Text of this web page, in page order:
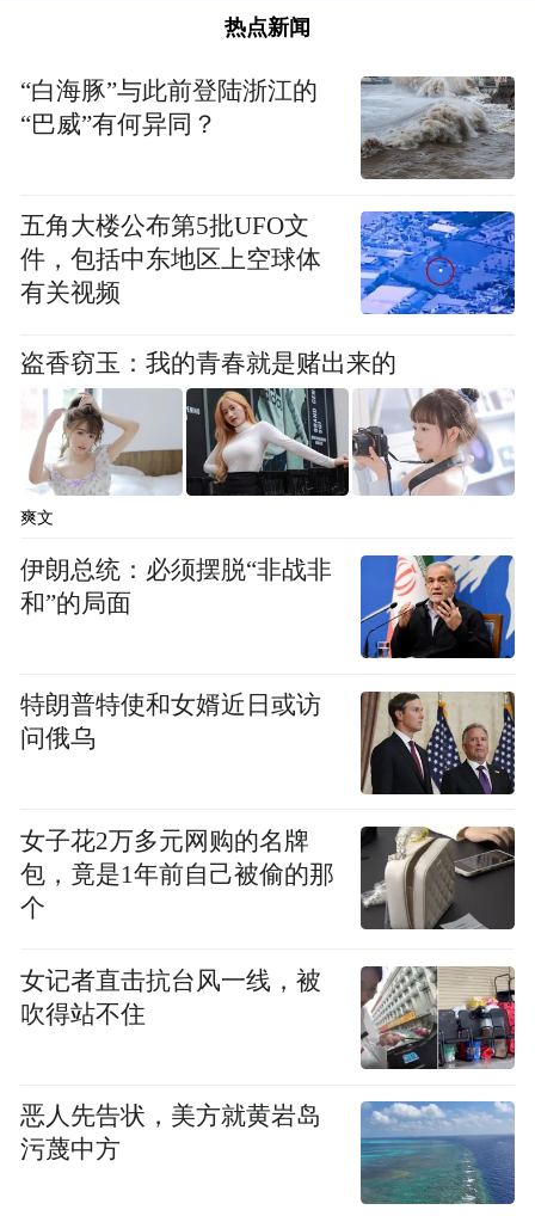
暖而又犀利的佛教传播专业平台，也是唯一
内百余家寺院义务培养通讯员队伍的主流媒
体。他们顺应时代发展和新媒体传播特点，
不辞辛苦、不遗余力、持续十年引领国内佛
教界走向智慧传播，功莫大焉。恰逢凤凰佛
教交流营十周年，我也从我的视角，通过亲
身经历，来回溯交流营的时代印记和个人成
2019年11月19-24日
澳门是一朵开放的莲花——躬值澳门回归二
十年盛典
热点新闻
“白海豚”与此前登陆浙江的
“巴威”有何异同？
五角大楼公布第5批UFO文
件，包括中东地区上空球体
有关视频
盗香窃玉：我的青春就是赌出来的
爽文
伊朗总统：必须摆脱“非战非
和”的局面
特朗普特使和女婿近日或访
问俄乌
女子花2万多元网购的名牌
包，竟是1年前自己被偷的那
个
女记者直击抗台风一线，被
吹得站不住
恶人先告状，美方就黄岩岛
污蔑中方